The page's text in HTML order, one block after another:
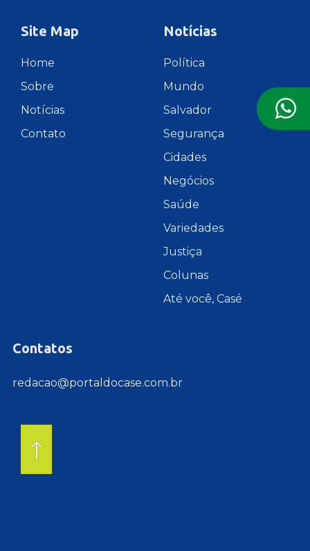
Site Map
Home
Sobre
Notícias
Contato
Notícias
Política
Mundo
Salvador
Segurança
Cidades
Negócios
Saúde
Variedades
Justiça
Colunas
Até você, Casé
Contatos
redacao@portaldocase.com.br